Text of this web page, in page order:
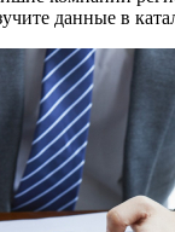
данные в